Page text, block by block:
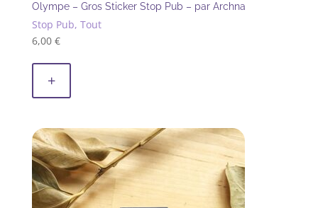
Olympe – Gros Sticker Stop Pub – par Archna
Stop Pub, Tout
6,00 €
+